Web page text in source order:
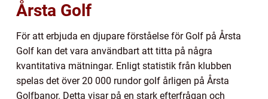
Årsta Golf
För att erbjuda en djupare förståelse för Golf på Årsta
Golf kan det vara användbart att titta på några
kvantitativa mätningar. Enligt statistik från klubben
spelas det över 20 000 rundor golf årligen på Årsta
Golfbanor. Detta visar på en stark efterfrågan och